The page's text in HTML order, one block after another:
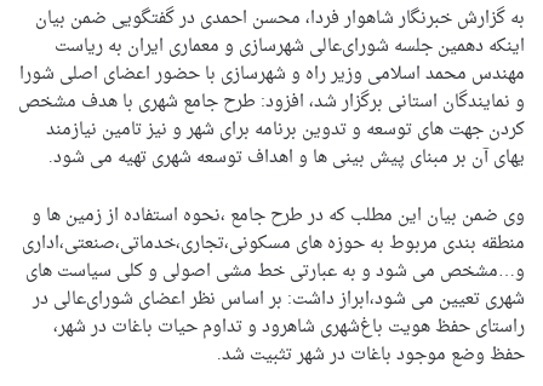
به گزارش خبرنگار شاهوار فردا، محسن احمدی در گفتگویی ضمن بیان
اینکه دهمین جلسه شورای‌عالی شهرسازی و معماری ایران به ریاست
مهندس محمد اسلامی وزیر راه و شهرسازی با حضور اعضای اصلی شورا
و نمایندگان استانی برگزار شد، افزود: طرح جامع شهری با هدف مشخص
کردن جهت های توسعه و تدوین برنامه برای شهر و نیز تامین نیازمند
یهای آن بر مبنای پیش بینی ها و اهداف توسعه شهری تهیه می شود.
وی ضمن بیان این مطلب که در طرح جامع ،نحوه استفاده از زمین ها و
منطقه بندی مربوط به حوزه های مسکونی،تجاری،خدماتی،صنعتی،اداری
و…مشخص می شود و به عبارتی خط مشی اصولی و کلی سیاست های
شهری تعیین می شود،ابراز داشت: بر اساس نظر اعضای شورای‌عالی در
راستای حفظ هویت باغ‌شهری شاهرود و تداوم حیات باغات در شهر،
حفظ وضع موجود باغات در شهر تثبیت شد.